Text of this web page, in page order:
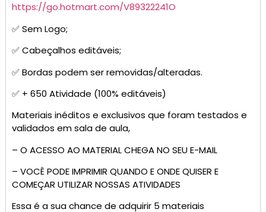
https://go.hotmart.com/V89322241O
✅ Sem Logo;
✅ Cabeçalhos editáveis;
✅ Bordas podem ser removidas/alteradas.
✅ + 650 Atividade (100% editáveis)
Materiais inéditos e exclusivos que foram testados e
validados em sala de aula,
– O ACESSO AO MATERIAL CHEGA NO SEU E-MAIL
– VOCÊ PODE IMPRIMIR QUANDO E ONDE QUISER E
COMEÇAR UTILIZAR NOSSAS ATIVIDADES
Essa é a sua chance de adquirir 5 materiais